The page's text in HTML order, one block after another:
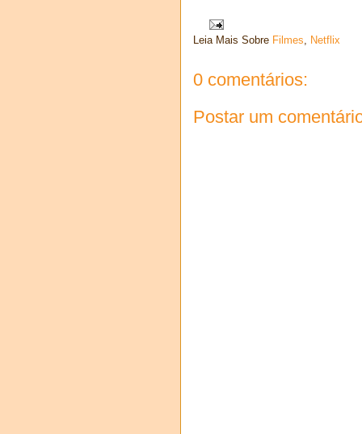
Leia Mais Sobre Filmes, Netflix
0 comentários:
Postar um